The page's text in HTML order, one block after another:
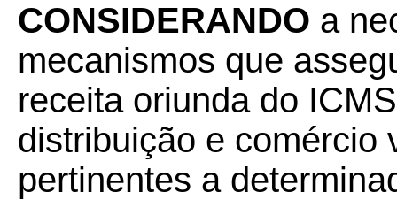
CONSIDERANDO a
mecanismos que
receita oriunda do
distribuição e comércio
pertinentes a